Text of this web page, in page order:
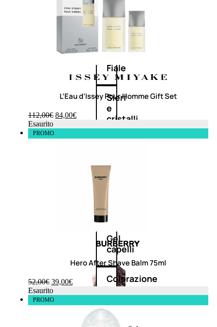
Maschere
Lozioni
Fiale
Sieri
e
cristalli
Cera
e
Gel
capelli
Colorazione
SOLARI
L’Eau d’Issey Pour Homme Gift Set
112,00€ 84,00€
Esaurito
PROMO
Hero After Shave Balm 75ml
52,00€ 39,00€
Esaurito
PROMO